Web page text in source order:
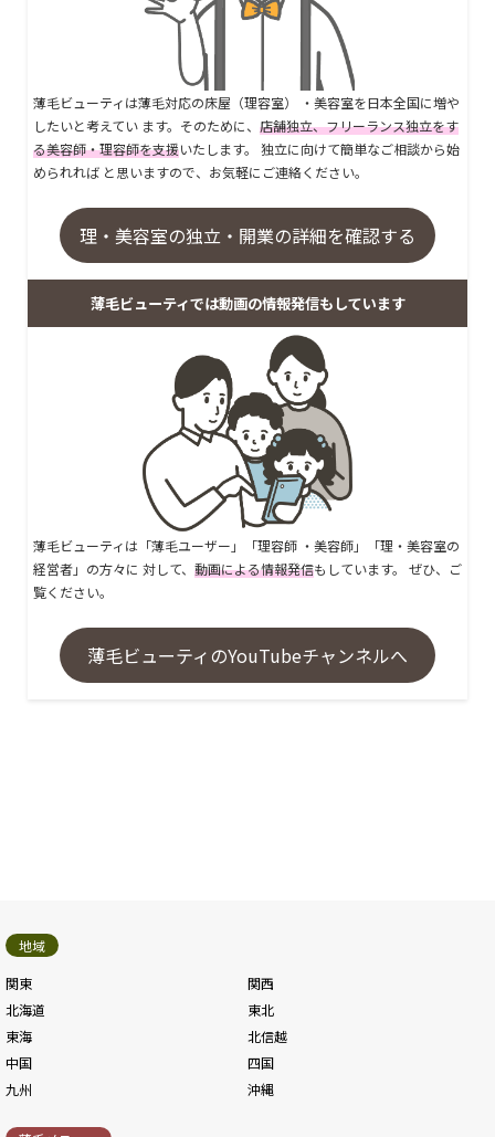
薄毛ビューティは薄毛対応の床屋（理容室） ・美容室を日本全国に増や
したいと考えてい ます。そのために、 店舗独立、フリーランス独立をす
る美容師・理容師を支援いたします。 独立に向けて簡単なご相談から始
められれば と思いますので、お気軽にご連絡ください。
理・美容室の独立・開業の詳細を確認する
薄毛ビューティでは動画の情報発信もしています
薄毛ビューティは「薄毛ユーザー」「理容師 ・美容師」「理・美容室の
経営者」の方々に 対して、 動画による情報発信もしています。 ぜひ、ご
覧ください。
薄毛ビューティのYouTubeチャンネルへ
地域
関東
関西
北海道
東北
東海
北信越
中国
四国
九州
沖縄